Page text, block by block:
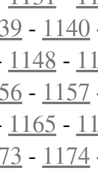
- 1140
1148 -
- 1157
1165 -
- 1174